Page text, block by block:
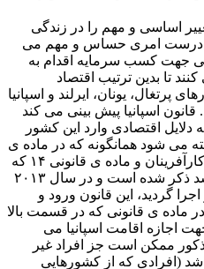
اساسی و مهم را در زندگی
درست امری حساس و مهم می
جهت کسب سرمایه اقدام به
تا بدین ترتیب اقتصاد
پرتغال، یونان، ایرلند و اسپانیا
اسپانیا پیش بینی می کند
اقتصادی وارد این کشور
می شود همانگونه که در ماده ی
قانونی ۶۱ که در مورد حمایت از کارآفرینان و ماده ی قانونی ۱۴ که
در مورد بین المللی کردن می باشد ذکر شده است و در سال ۲۰۱۳
و در ۲۹ سپتامبر اجرا گردید، این قانون ورود و
ماده ی قانونی که در قسمت بالا
اجازه اقامت اسپانیا می
ممکن است جز افراد غیر
(افرادی که از کشورهایی